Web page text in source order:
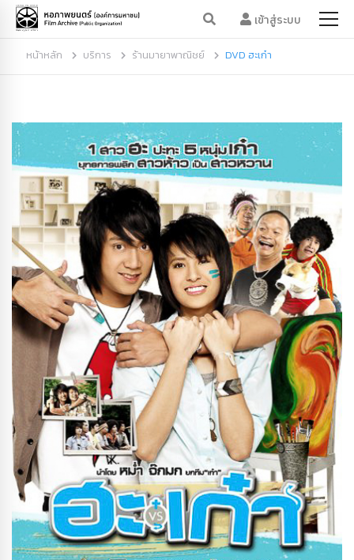
เข้าสู่ระบบ
หน้าหลัก บริการ ร้านมายาพาณิชย์ DVD ฮะเก๋า